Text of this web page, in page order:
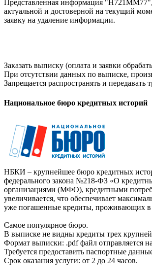
Представленная информация "Н721ММ77",
актуальной и достоверной на текущий
заявку на удаление информации.
Заказать выписку (оплата и заявки
При отсутствии данных по выписке,
Запрещается распространять и
Национальное бюро кредитных историй
НБКИ – крупнейшее бюро кредитных
федерального закона №218-ФЗ «О
организациями (МФО), кредитными
увеличивается, что обеспечивает
уже погашенные кредиты, проживающих в
Самое популярное бюро.
В выписке не видны кредиты трех
Формат выписки: .pdf файл отправляется
Требуется предоставить паспортные
Срок оказания услуги: от 2 до 24 часов.